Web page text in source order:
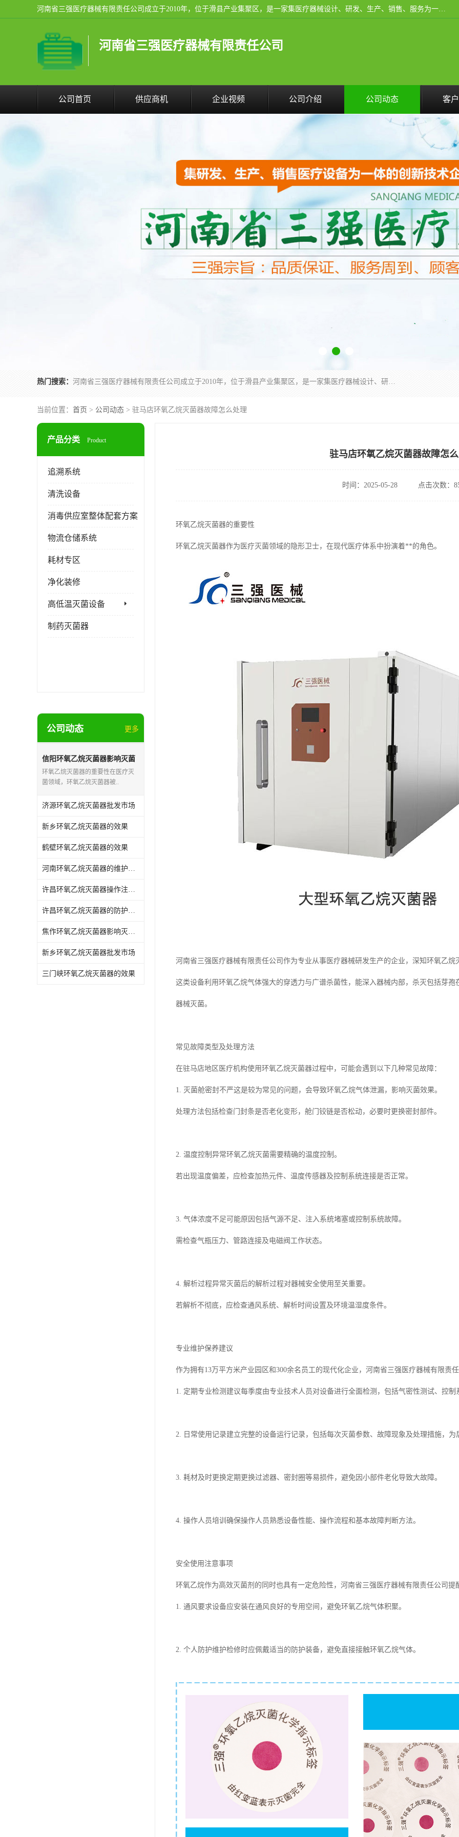
河南省三强医疗器械有限责任公司成立于2010年，位于滑县产业集聚区，是一家集医疗器械设计、研发、生产、销售、服务为一体的现代化高新技术企业。企业园区占地11.8万余平方米，设计建筑面积约13万平方米，总投资约5亿元，主要产品涵盖了清洗灭菌设备、消毒供应室整体配套方案、净化装修、洗消追溯系统、婴儿洗浴系统、物流仓储系统等6大板块。
河南省三强医疗器械有限责任公司
公司首页 供应商机 企业视频 公司介绍 公司动态 客
热门搜索： 河南省三强医疗器械有限责任公司成立于2010年，位于滑县产业集聚区，是一家集医疗器械设计、研发、生产、销售、服务为一体的现代化高新技术企业。企业园区占地11.8万余平方米，设计建筑面积约13万平方米，总投资约5亿元，主要产品涵盖了清洗灭菌设备、消毒供应室整体配套方案、净化装修、洗消追溯系统、婴儿洗浴系统、物流仓储系统等6大板块。
当前位置： 首页 > 公司动态 > 驻马店环氧乙烷灭菌器故障怎么处理
产品分类 Product
追溯系统
清洗设备
消毒供应室整体配套方案
物流仓储系统
耗材专区
净化装修
高低温灭菌设备
制药灭菌器
公司动态 更多
信阳环氧乙烷灭菌器影响灭菌
的效果因素
环氧乙烷灭菌器的重要性在医疗灭
菌领域，环氧乙烷灭菌器被..
济源环氧乙烷灭菌器批发市场
新乡环氧乙烷灭菌器的效果
鹤壁环氧乙烷灭菌器的效果
河南环氧乙烷灭菌器的维护和保养
许昌环氧乙烷灭菌器操作注意事项
许昌环氧乙烷灭菌器的防护作用
焦作环氧乙烷灭菌器影响灭菌的效果因素
新乡环氧乙烷灭菌器批发市场
三门峡环氧乙烷灭菌器的效果
驻马店环氧乙烷灭菌器故障怎
时间：2025-05-28 点击次数：
环氧乙烷灭菌器的重要性
环氧乙烷灭菌器作为医疗灭菌领域的隐形卫士，在现代医疗体系中扮演着**的角色。
河南省三强医疗器械有限责任公司作为专业从事医疗器械研发生产的企业，深知环氧乙
这类设备利用环氧乙烷气体强大的穿透力与广谱杀菌性，能深入器械内部，杀灭包括芽
器械灭菌。
常见故障类型及处理方法
在驻马店地区医疗机构使用环氧乙烷灭菌器过程中，可能会遇到以下几种常见故障：
1. 灭菌舱密封不严这是较为常见的问题，会导致环氧乙烷气体泄漏，影响灭菌效果。
处理方法包括检查门封条是否老化变形，舱门铰链是否松动，必要时更换密封部件。
2. 温度控制异常环氧乙烷灭菌需要精确的温度控制。
若出现温度偏差，应检查加热元件、温度传感器及控制系统连接是否正常。
3. 气体浓度不足可能原因包括气源不足、注入系统堵塞或控制系统故障。
需检查气瓶压力、管路连接及电磁阀工作状态。
4. 解析过程异常灭菌后的解析过程对器械安全使用至关重要。
若解析不彻底，应检查通风系统、解析时间设置及环境温湿度条件。
专业维护保养建议
作为拥有13万平方米产业园区和300余名员工的现代化企业，河南省三强医疗器械有限责
1. 定期专业检测建议每季度由专业技术人员对设备进行全面检测，包括气密性测试、控
2. 日常使用记录建立完整的设备运行记录，包括每次灭菌参数、故障现象及处理措施，为
3. 耗材及时更换定期更换过滤器、密封圈等易损件，避免因小部件老化导致大故障。
4. 操作人员培训确保操作人员熟悉设备性能、操作流程和基本故障判断方法。
安全使用注意事项
环氧乙烷作为高效灭菌剂的同时也具有一定危险性，河南省三强医疗器械有限责任公司提
1. 通风要求设备应安装在通风良好的专用空间，避免环氧乙烷气体积聚。
2. 个人防护维护检修时应佩戴适当的防护装备，避免直接接触环氧乙烷气体。